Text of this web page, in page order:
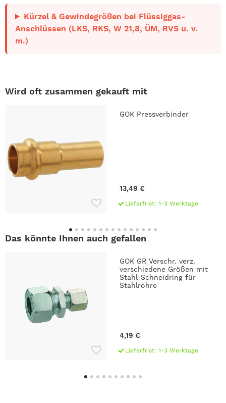
Kürzel & Gewindegrößen bei Flüssiggas-
Anschlüssen (LKS, RKS, W 21,8, ÜM, RVS u. v.
m.)
Wird oft zusammen gekauft mit
GOK Pressverbinder
13,49 €
Lieferfrist: 1-3 Werktage
Das könnte Ihnen auch gefallen
GOK GR Verschr. verz.
verschiedene Größen mit
Stahl-Schneidring für
Stahlrohre
4,19 €
Lieferfrist: 1-3 Werktage